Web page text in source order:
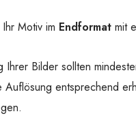
Motiv im Endformat mit
Ihrer Bilder sollten
Auflösung entsprechend